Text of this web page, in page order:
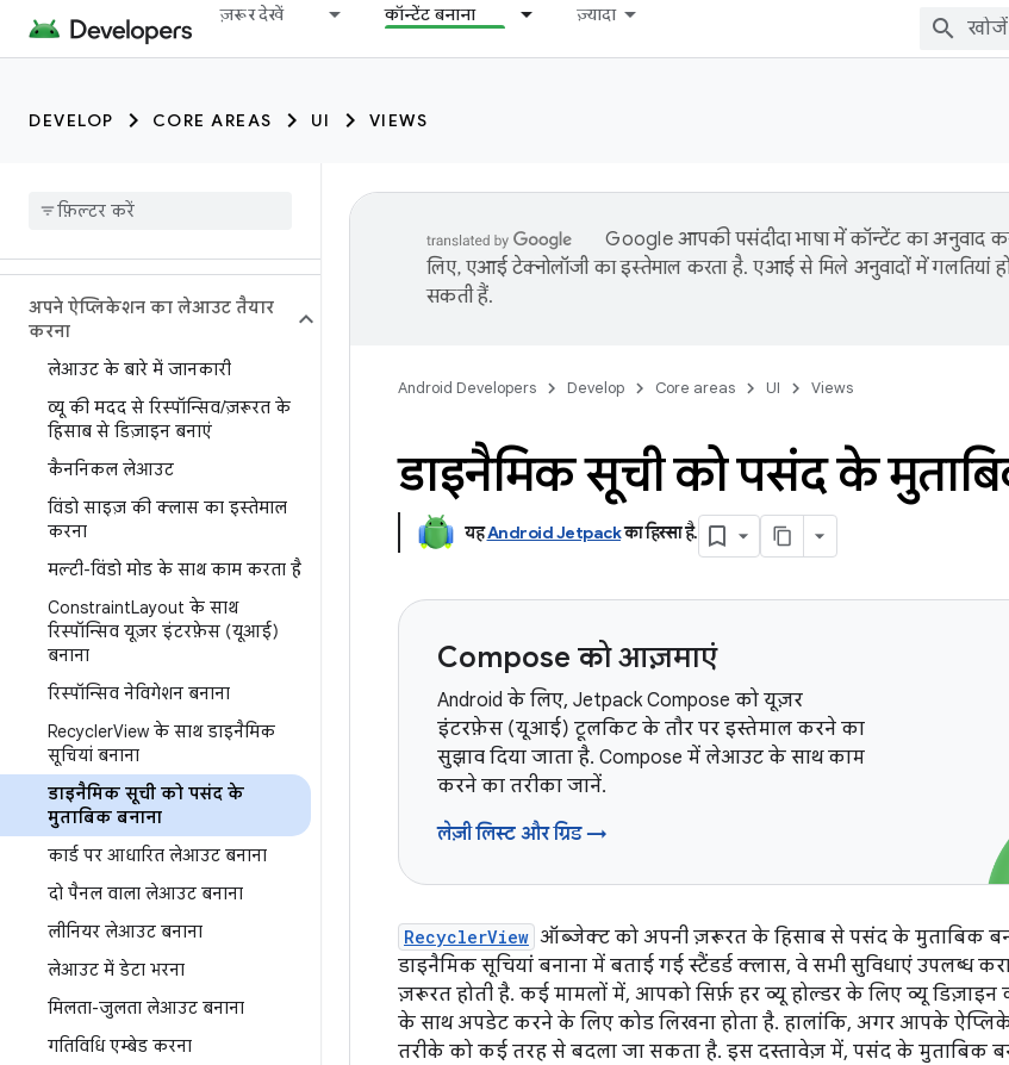
ज़रूर देखें कॉन्टेंट बनाना ज़्यादा
DEVELOP CORE AREAS UI VIEWS
अपने ऐप्लिकेशन का लेआउट तैयार
करना
लेआउट के बारे में जानकारी
व्यू की मदद से रिस्पॉन्सिव/ज़रूरत के
हिसाब से डिज़ाइन बनाएं
कैननिकल लेआउट
विंडो साइज़ की क्लास का इस्तेमाल
करना
मल्टी-विंडो मोड के साथ काम करता है
ConstraintLayout के साथ
रिस्पॉन्सिव यूज़र इंटरफ़ेस (यूआई)
बनाना
रिस्पॉन्सिव नेविगेशन बनाना
RecyclerView के साथ डाइनैमिक
सूचियां बनाना
डाइनैमिक सूची को पसंद के
मुताबिक बनाना
कार्ड पर आधारित लेआउट बनाना
दो पैनल वाला लेआउट बनाना
लीनियर लेआउट बनाना
लेआउट में डेटा भरना
मिलता-जुलता लेआउट बनाना
गतिविधि एम्बेड करना
Google आपकी पसंदीदा भाषा में कॉन्टेंट का अनुवाद
लिए, एआई टेक्नोलॉजी का इस्तेमाल करता है. एआई से मिले अनुवादों में गलतियां
सकती हैं.
Android Developers Develop Core areas UI Views
डाइनैमिक सूची को पसंद के
यहAndroid Jetpackका हिस्सा है.
Compose को आज़माएं
Android के लिए, Jetpack Compose को यूज़र
इंटरफ़ेस (यूआई) टूलकिट के तौर पर इस्तेमाल करने का
सुझाव दिया जाता है. Compose में लेआउट के साथ काम
करने का तरीका जानें.
लेज़ी लिस्ट और ग्रिड →
RecyclerView ऑब्जेक्ट को अपनी ज़रूरत के हिसाब से पसंद के मुताबिक
डाइनैमिक सूचियां बनाना में बताई गई स्टैंडर्ड क्लास, वे सभी सुविधाएं उपलब्ध
ज़रूरत होती है. कई मामलों में, आपको सिर्फ़ हर व्यू होल्डर के लिए व्यू डिज़ाइन
के साथ अपडेट करने के लिए कोड लिखना होता है. हालांकि, अगर आपके
तरीके को कई तरह से बदला जा सकता है. इस दस्तावेज़ में, पसंद के मुताबिक